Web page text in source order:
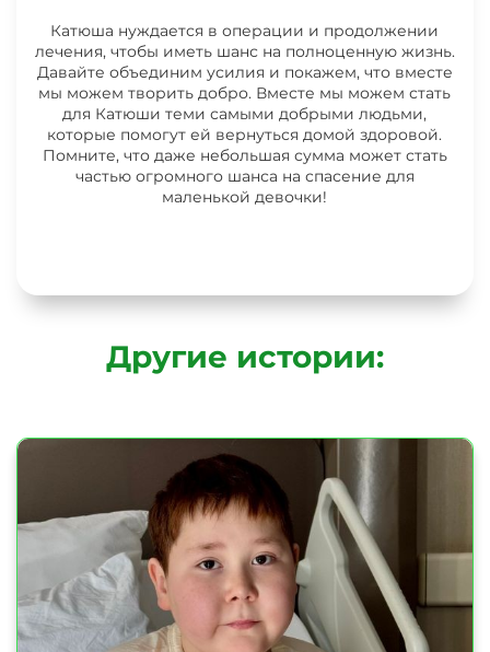
Катюша нуждается в операции и продолжении
лечения, чтобы иметь шанс на полноценную жизнь.
Давайте объединим усилия и покажем, что вместе
мы можем творить добро. Вместе мы можем стать
для Катюши теми самыми добрыми людьми,
которые помогут ей вернуться домой здоровой.
Помните, что даже небольшая сумма может стать
частью огромного шанса на спасение для
маленькой девочки!
Другие истории: